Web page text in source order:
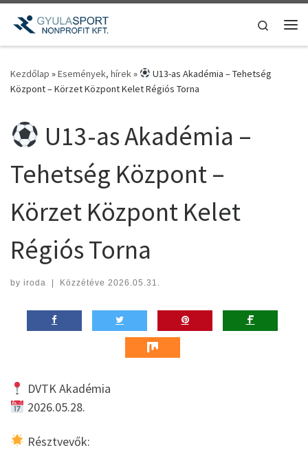
Teljes tartalom megjelenítése
Search
Kezdőlap »Események, hírek»
U13-as Akadémia – Tehetség
Központ – Körzet Központ Kelet Régiós Torna
U13-as Akadémia –
Tehetség Központ –
Körzet Központ Kelet
Régiós Torna
by iroda | Közzétéve 2026.05.31.
DVTK Akadémia
2026.05.28.
Résztvevők: